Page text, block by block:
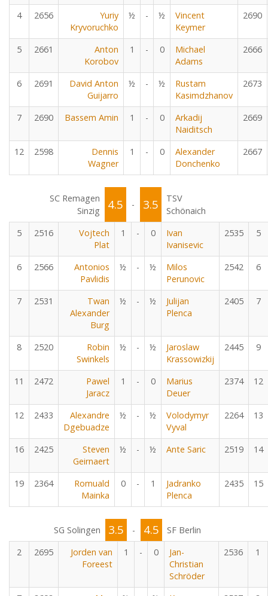
4 2656
Yuriy
Kryvoruchko
½ - ½
Vincent
Keymer
2690
5 2661
Anton
Korobov
1 - 0
Michael
Adams
2666
6 2691
David Anton
Guijarro
½ - ½
Rustam
Kasimdzhanov
2673
7 2690 Bassem Amin 1 - 0
Arkadij
Naiditsch
2669
12 2598
Dennis
Wagner
1 - 0
Alexander
Donchenko
2667
SC Remagen
Sinzig
4.5 - 3.5
TSV
Schönaich
5
2516
Vojtech
Plat
1 - 0
Ivan
Ivanisevic
2535 5
6 2566
Antonios
Pavlidis
½ - ½
Milos
Perunovic
2542 6
7 2531
Twan
Alexander
Burg
½ - ½
Julijan
Plenca
2405 7
8 2520
Robin
Swinkels
½ - ½
Jaroslaw
Krassowizkij
2445 9
11 2472
Pawel
Jaracz
1 - 0
Marius
Deuer
2374 12
12 2433
Alexandre
Dgebuadze
½ - ½
Volodymyr
Vyval
2264 13
16 2425
Steven
Geirnaert
½ - ½ Ante Saric 2519 14
19 2364
Romuald
Mainka
0 - 1
Jadranko
Plenca
2435 15
SG Solingen 3.5 - 4.5
SF Berlin
2
2695
Jorden van
Foreest
1 - 0
Jan-
Christian
Schröder
2536 1